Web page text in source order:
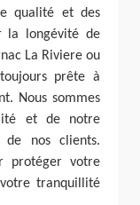
qualité et des
la longévité de
La Riviere ou
prête à
Nous sommes
et de notre
de nos clients.
protéger votre
tranquillité